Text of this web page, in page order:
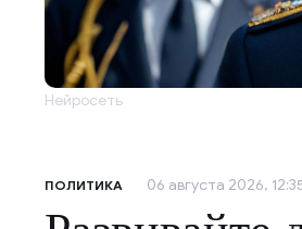
Нейросеть
ПОЛИТИКА 06 августа 2026,